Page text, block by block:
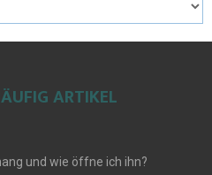
ARTIKEL
und wie öffne ich ihn?